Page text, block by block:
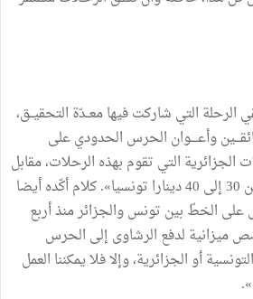
التي شاركت فيها معــدّة التحقيــق،
وأعــــوان الحرس الحدودي على
الجزائرية التي تقوم بهذه الرحلات، مقابل
تلقي مبالغ مالية تتراوح بين 30 إلى 40 دينارا تونسيا». كلام أكّده أيضا
على الخطّ بين تونس والجزائر منذ أربع
ميزانية لدفع الرشاوى إلى الحرس
أو الجزائرية، وإلا فلا يمكننا العمل